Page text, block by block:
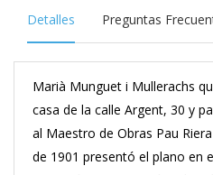
Detalles Preguntas
Marià Munguet i Mullerachs
casa de la calle Argent, 30 y
al Maestro de Obras Pau
de 1901 presentó el plano en